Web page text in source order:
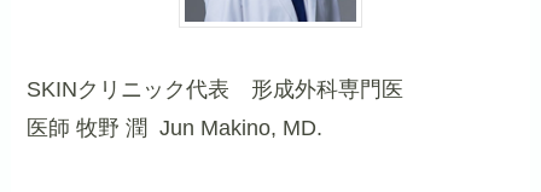
SKINクリニック代表 形成外科専門医
医師 牧野 潤 Jun Makino, MD.